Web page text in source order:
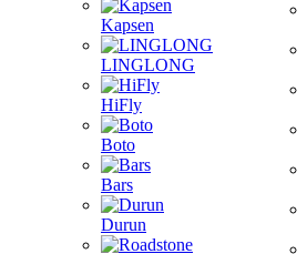
Kapsen
LINGLONG
HiFly
Boto
Bars
Durun